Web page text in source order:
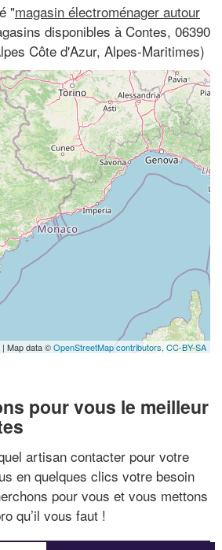
"magasin électroménager autour
disponibles à Contes, 06390
Côte d'Azur, Alpes-Maritimes)
| Map data ©OpenStreetMap contributors, CC-BY-SA
pour vous le meilleur
artisan contacter pour votre
en quelques clics votre besoin
pour vous et vous mettons
qu’il vous faut !